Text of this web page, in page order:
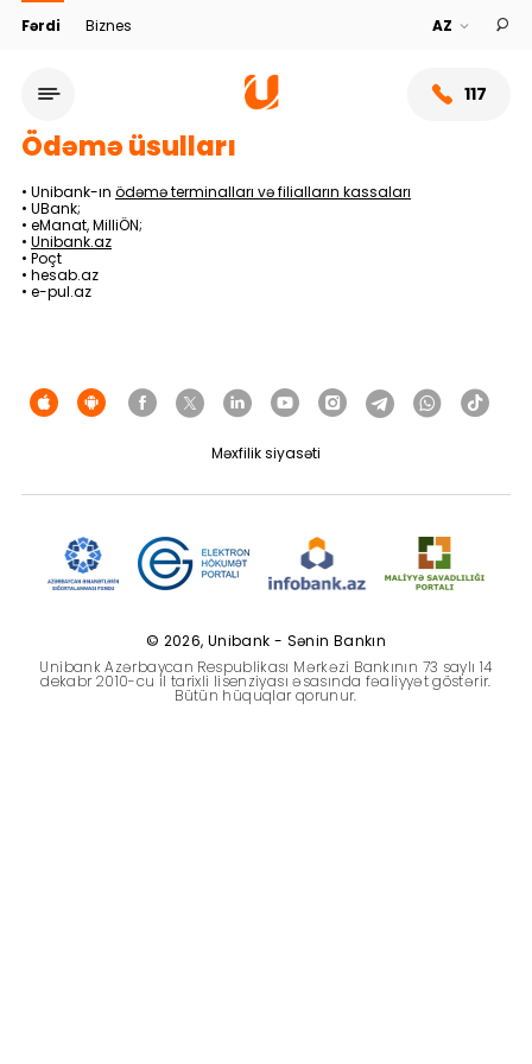
Fərdi Biznes
117
Bank haqqında
Dayanıqlılıq
Tariflər
Ödəmə üsulları
• Unibank-ın ödəmə terminalları və filialların kassaları
• UBank;
• eManat, MilliÖN;
• Unibank.az
• Poçt
• hesab.az
• e-pul.az
Məxfilik siyasəti
© 2026, Unibank - Sənin Bankın
Unibank Azərbaycan Respublikası Mərkəzi Bankının 73 saylı 14
dekabr 2010-cu il tarixli lisenziyası əsasında fəaliyyət göstərir.
Bütün hüquqlar qorunur.